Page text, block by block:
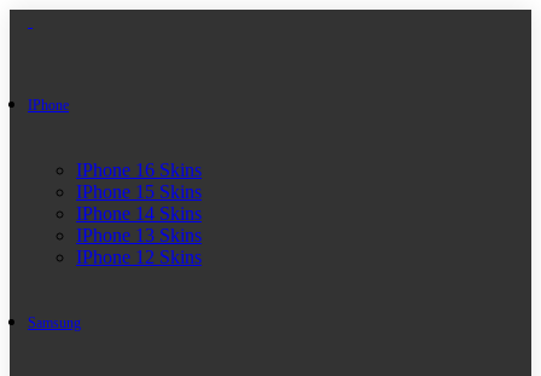
IPhone
IPhone 16 Skins
IPhone 15 Skins
IPhone 14 Skins
IPhone 13 Skins
IPhone 12 Skins
Samsung